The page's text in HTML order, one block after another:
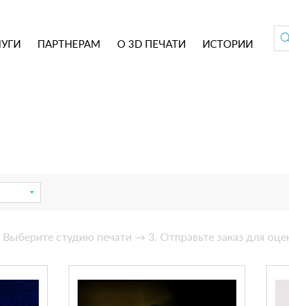
ПАРТНЕРАМ О 3D ПЕЧАТИ ИСТОРИИ
студию печати → 3. Отправьте заказ для